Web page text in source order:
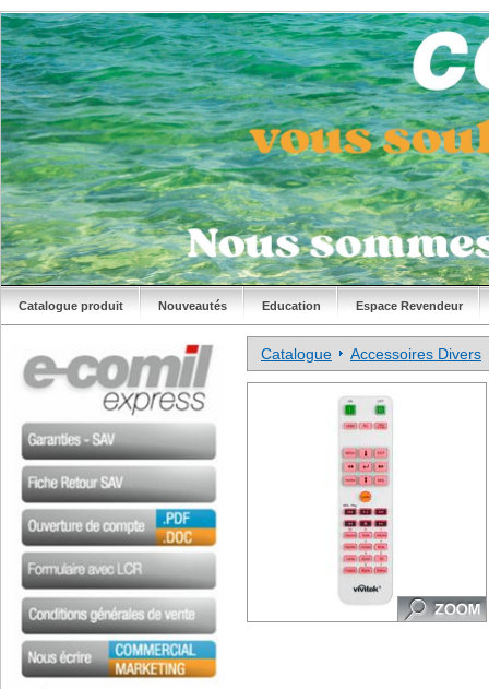
Catalogue produit Nouveautés Education Espace Revendeur
Catalogue Accessoires Divers